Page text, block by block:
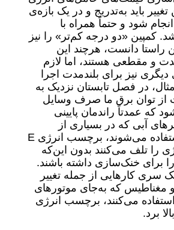
باید به‌تدریج و در یک بازه‌ی
شود و حتماً همراه با
کمپین «دو درجه کم‌تر» را نیز
راستا دانست، هرچند این
و مقطعی هستند، اما لازم
نیز برای بلندمدت اجرا
در فصل تابستان نزدیک به
از توان برق ما صرف وسایل
عمدتاً راندمان پایینی
آبی که در بسیاری از
مناطق ایران استفاده می‌شوند، برچسب انرژی E
را تلف می‌کنند بدون این‌که
برای خنک‌سازی داشته باشند.
سری کارهایی از جمله تغییر
مغناطیس که به‌جای موتورهای
استفاده می‌کنند، برچسب انرژی